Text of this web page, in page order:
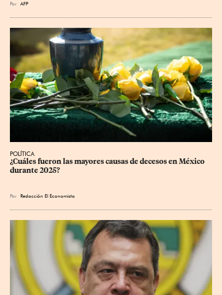
Por AFP
POLÍTICA
¿Cuáles fueron las mayores causas de decesos en México
durante 2025?
Por Redacción El Economista